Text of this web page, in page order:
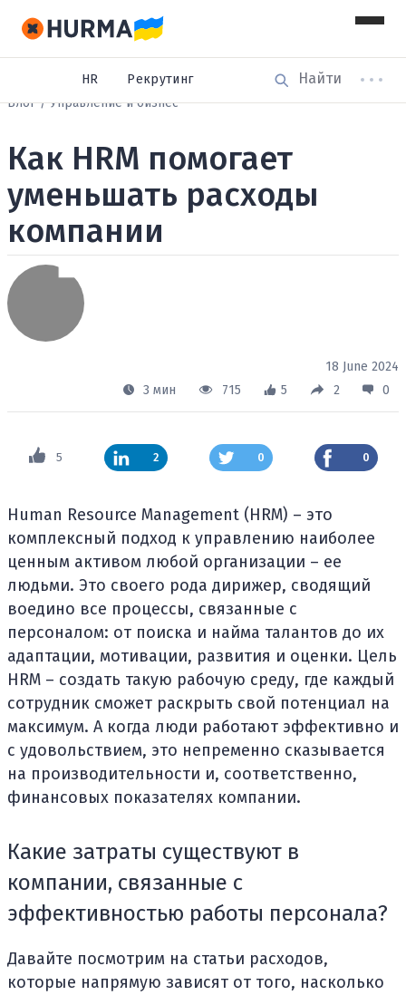
HR
Рекрутинг
Блог
Управление и бизнес
Как HRM помогает
уменьшать расходы
компании
18 June 2024
3 мин
715 5 2 0
5 2 0 0
Human Resource Management (HRM) – это
комплексный подход к управлению наиболее
ценным активом любой организации – ее
людьми. Это своего рода дирижер, сводящий
воедино все процессы, связанные с
персоналом: от поиска и найма талантов до их
адаптации, мотивации, развития и оценки. Цель
HRM – создать такую ​​рабочую среду, где каждый
сотрудник сможет раскрыть свой потенциал на
максимум. А когда люди работают эффективно и
с удовольствием, это непременно сказывается
на производительности и, соответственно,
финансовых показателях компании.
Какие затраты существуют в
компании, связанные с
эффективностью работы персонала?
Давайте посмотрим на статьи расходов,
которые напрямую зависят от того, насколько